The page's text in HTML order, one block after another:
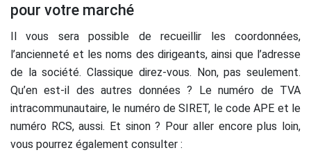
pour votre marché
Il vous sera possible de recueillir les coordonnées,
l’ancienneté et les noms des dirigeants, ainsi que l’adresse
de la société. Classique direz-vous. Non, pas seulement.
Qu’en est-il des autres données ? Le numéro de TVA
intracommunautaire, le numéro de SIRET, le code APE et le
numéro RCS, aussi. Et sinon ? Pour aller encore plus loin,
vous pourrez également consulter :